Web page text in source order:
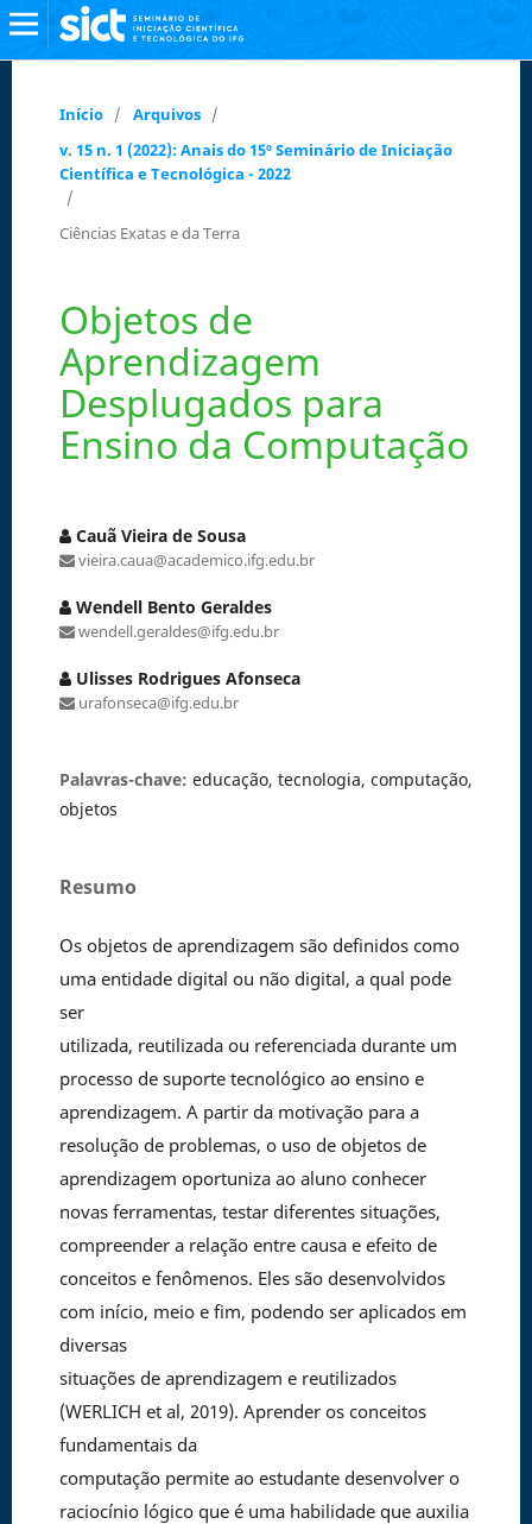
Início / Arquivos /
v. 15 n. 1 (2022): Anais do 15º Seminário de Iniciação
Científica e Tecnológica - 2022
/
Ciências Exatas e da Terra
Objetos de
Aprendizagem
Desplugados para
Ensino da Computação
Cauã Vieira de Sousa
vieira.caua@academico.ifg.edu.br
Wendell Bento Geraldes
wendell.geraldes@ifg.edu.br
Ulisses Rodrigues Afonseca
urafonseca@ifg.edu.br
Palavras-chave: educação, tecnologia, computação,
objetos
Resumo
Os objetos de aprendizagem são definidos como
uma entidade digital ou não digital, a qual pode
ser
utilizada, reutilizada ou referenciada durante um
processo de suporte tecnológico ao ensino e
aprendizagem. A partir da motivação para a
resolução de problemas, o uso de objetos de
aprendizagem oportuniza ao aluno conhecer
novas ferramentas, testar diferentes situações,
compreender a relação entre causa e efeito de
conceitos e fenômenos. Eles são desenvolvidos
com início, meio e fim, podendo ser aplicados em
diversas
situações de aprendizagem e reutilizados
(WERLICH et al, 2019). Aprender os conceitos
fundamentais da
computação permite ao estudante desenvolver o
raciocínio lógico que é uma habilidade que auxilia